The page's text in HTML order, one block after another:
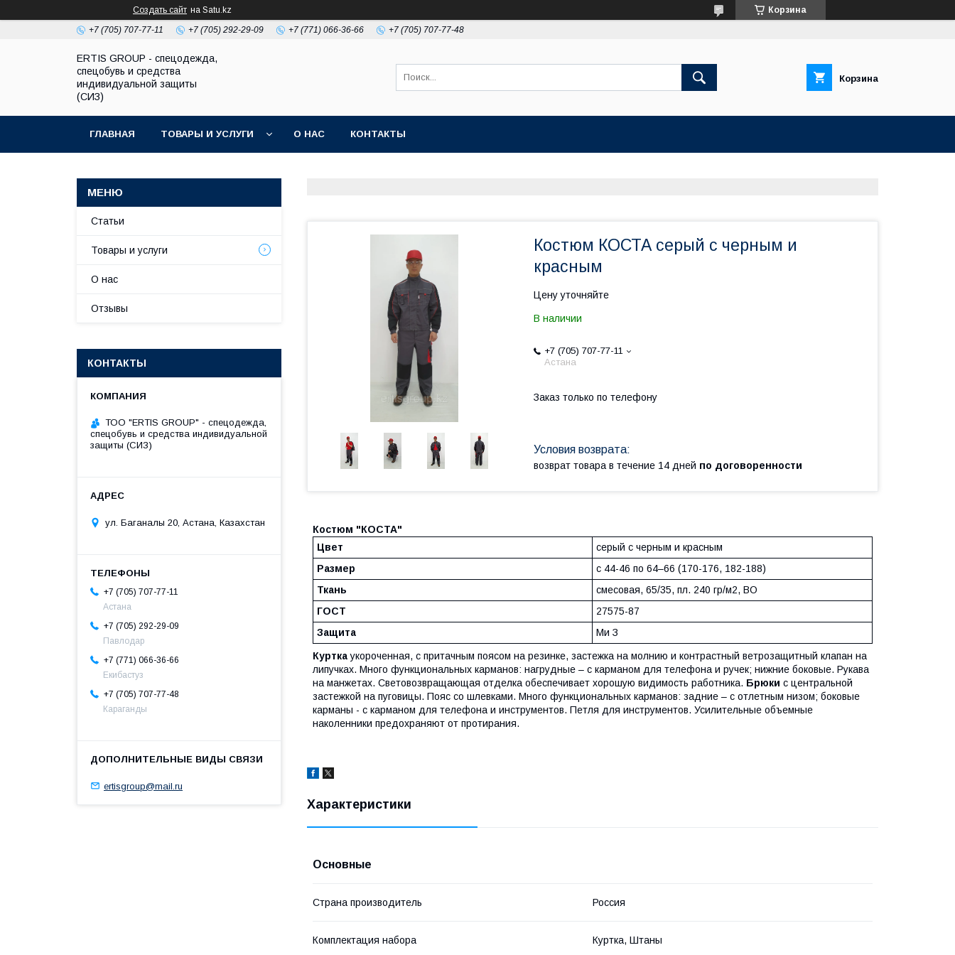
Создать сайт на Satu.kz Корзина
+7 (705) 707-77-11 +7 (705) 292-29-09 +7 (771) 066-36-66 +7 (705) 707-77-48
ERTIS GROUP - спецодежда,
спецобувь и средства
индивидуальной защиты
(СИЗ)
Корзина
ГЛАВНАЯ ТОВАРЫ И УСЛУГИ О НАС КОНТАКТЫ
Костюм КОСТА серый с черным и
красным
Цену уточняйте
В наличии
+7 (705) 707-77-11
Астана
Заказ только по телефону
возврат товара в течение 14 дней по договоренности
Костюм "КОСТА"
Цвет
серый с черным и красным
Размер
с 44-46 по 64–66 (170-176, 182-188)
Ткань
смесовая, 65/35, пл. 240 гр/м2, ВО
ГОСТ
27575-87
Защита
Ми З
Курткаукороченная, с притачным поясом на резинке, застежка на молнию и контрастный ветрозащитный клапан на
липучках. Много функциональных карманов: нагрудные – с карманом для телефона и ручек; нижние боковые. Рукава
на манжетах. Световозвращающая отделка обеспечивает хорошую видимость работника. Брюки с центральной
застежкой на пуговицы. Пояс со шлевками. Много функциональных карманов: задние – с отлетным низом; боковые
карманы - с карманом для телефона и инструментов. Петля для инструментов. Усилительные объемные
наколенники предохраняют от протирания.
Характеристики
Основные
Страна производитель Россия
Комплектация набора Куртка, Штаны
Статьи
Товары и услуги
О нас
Отзывы
КОНТАКТЫ
ТОО "ERTIS GROUP" - спецодежда,
спецобувь и средства индивидуальной
защиты (СИЗ)
ул. Баганалы 20, Астана, Казахстан
+7 (705) 707-77-11
Астана
+7 (705) 292-29-09
Павлодар
+7 (771) 066-36-66
Екибастуз
+7 (705) 707-77-48
Караганды
ertisgroup@mail.ru